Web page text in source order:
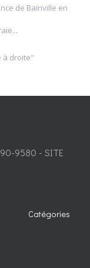
de Bainville en
à droite"
9580 - SITE
Catégories